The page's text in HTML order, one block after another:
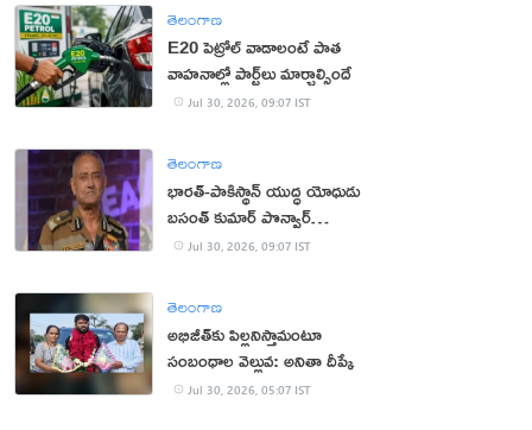
తెలంగాణ
E20 పెట్రోల్ వాడాలంటే పాత
వాహనాల్లో పార్ట్‌లు మార్చాల్సిందే
Jul 30, 2026, 09:07 IST
తెలంగాణ
భార‌త్‌-పాకిస్థాన్ యుద్ధ యోధుడు
బ‌సంత్ కుమార్ పొన్వార్‌
క‌న్నుమూత‌
Jul 30, 2026, 09:07 IST
తెలంగాణ
అభిజీత్‌కు పిల్ల‌నిస్తామంటూ
సంబంధాల వెల్లువ: అనితా దీప్కే
Jul 30, 2026, 05:07 IST